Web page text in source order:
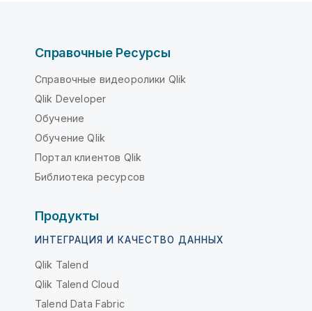
Справочные Ресурсы
Справочные видеоролики Qlik
Qlik Developer
Обучение
Обучение Qlik
Портал клиентов Qlik
Библиотека ресурсов
Продукты
ИНТЕГРАЦИЯ И КАЧЕСТВО ДАННЫХ
Qlik Talend
Qlik Talend Cloud
Talend Data Fabric